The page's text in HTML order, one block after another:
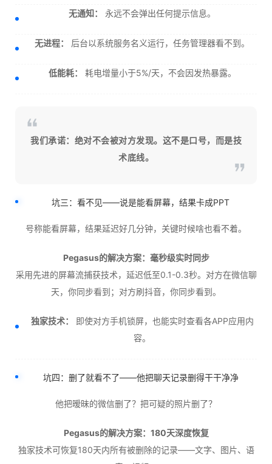
无通知： 永远不会弹出任何提示信息。
无进程： 后台以系统服务名义运行，任务管理器看不到。
低能耗： 耗电增量小于5%/天，不会因发热暴露。
我们承诺：绝对不会被对方发现。这不是口号，而是技
术底线。
坑三：看不见——说是能看屏幕，结果卡成PPT
号称能看屏幕，结果延迟好几分钟，关键时候啥也看不着。
Pegasus的解决方案：毫秒级实时同步
采用先进的屏幕流捕获技术，延迟低至0.1-0.3秒。对方在微信聊
天，你同步看到；对方刷抖音，你同步看到。
独家技术：
即使对方手机锁屏，也能实时查看各APP应用内
容。
坑四：删了就看不了——他把聊天记录删得干干净净
他把暧昧的微信删了？把可疑的照片删了？
Pegasus的解决方案：180天深度恢复
独家技术可恢复180天内所有被删除的记录——文字、图片、语